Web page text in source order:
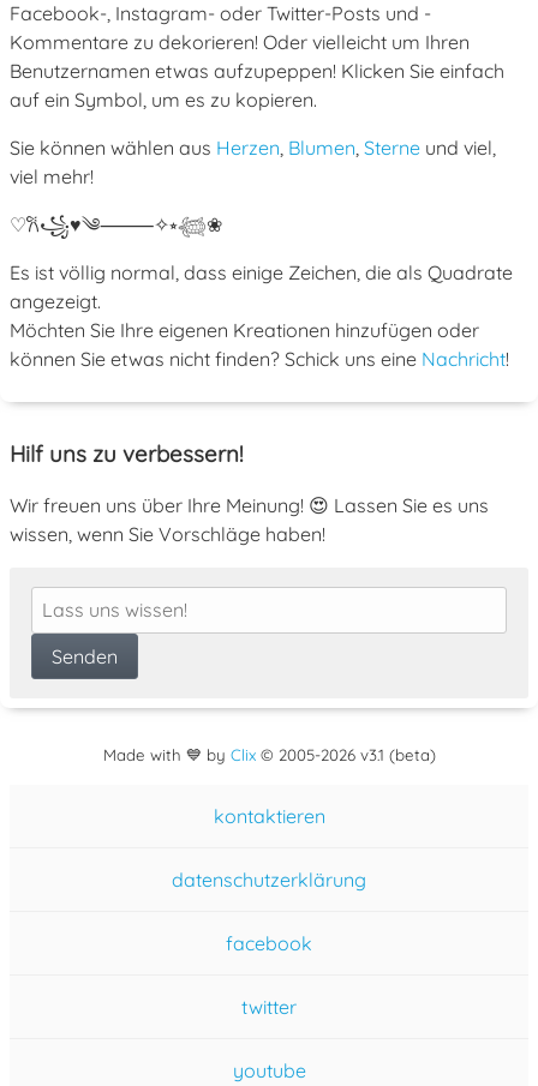
Facebook-, Instagram- oder Twitter-Posts und -
Kommentare zu dekorieren! Oder vielleicht um Ihren
Benutzernamen etwas aufzupeppen! Klicken Sie einfach
auf ein Symbol, um es zu kopieren.
Sie können wählen aus Herzen, Blumen, Sterne und viel,
viel mehr!
♡𐙚꧁♥༄⸻✧⭒𓆉❀
Es ist völlig normal, dass einige Zeichen, die als Quadrate
angezeigt.
Möchten Sie Ihre eigenen Kreationen hinzufügen oder
können Sie etwas nicht finden? Schick uns eine Nachricht!
Hilf uns zu verbessern!
Wir freuen uns über Ihre Meinung! 😍 Lassen Sie es uns
wissen, wenn Sie Vorschläge haben!
Made with 💙 by Clix© 2005-2026 v3.1 (beta)
kontaktieren
datenschutzerklärung
facebook
twitter
youtube